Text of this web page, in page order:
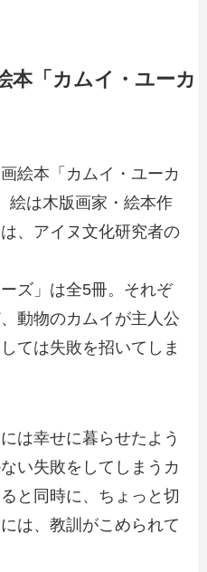
本「カムイ・ユーカ
絵本「カムイ・ユーカ
絵は木版画家・絵本作
、アイヌ文化研究者の
ズ」は全5冊。それぞ
動物のカムイが主人公
ては失敗を招いてしま
は幸せに暮らせたよう
い失敗をしてしまうカ
と同時に、ちょっと切
は、教訓がこめられて